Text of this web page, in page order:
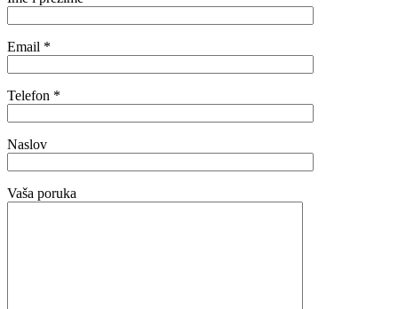
Email *
Telefon *
Naslov
Vaša poruka